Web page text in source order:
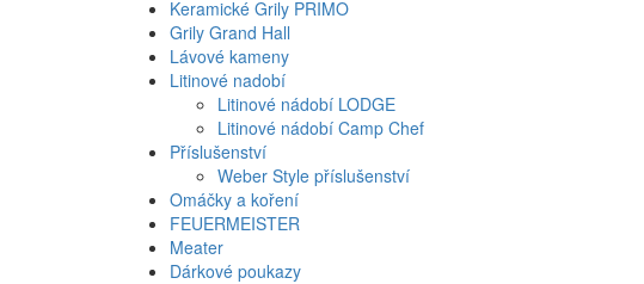
Keramické Grily PRIMO
Grily Grand Hall
Lávové kameny
Litinové nadobí
Litinové nádobí LODGE
Litinové nádobí Camp Chef
Příslušenství
Weber Style příslušenství
Omáčky a koření
FEUERMEISTER
Meater
Dárkové poukazy